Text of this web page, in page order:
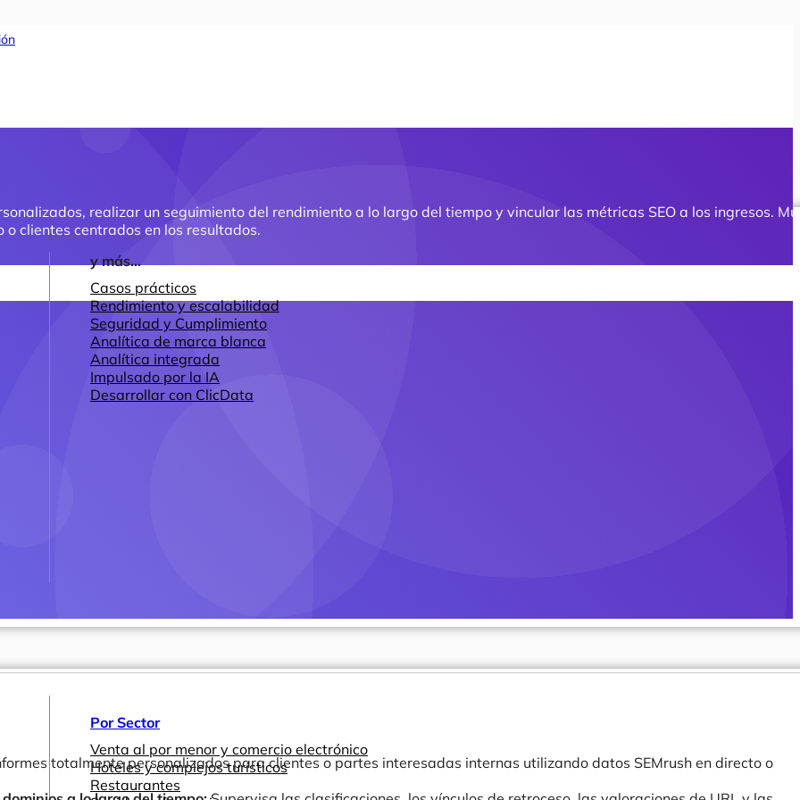
y más...
Casos prácticos
Rendimiento y escalabilidad
Seguridad y Cumplimiento
Analítica de marca blanca
Analítica integrada
Impulsado por la IA
Desarrollar con ClicData
Por Sector
Venta al por menor y comercio electrónico
Hoteles y complejos turísticos
Restaurantes
realizar un seguimiento del rendimiento a lo largo del tiempo y vincular las métricas SEO a los ingresos.
clientes centrados en los resultados.
totalmente personalizados para clientes o partes interesadas internas utilizando datos SEMrush en directo o